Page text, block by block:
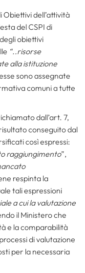
Obiettivi dell’attività
del CSPI di
obiettivi
“..risorse
alla istituzione
sono assegnate
comuni a tutte
dall’art. 7,
conseguito dal
così espressi:
raggiungimento”,
respinta la
tali espressioni
a cui la valutazione
il Ministero che
e la comparabilità
di valutazione
per la necessaria